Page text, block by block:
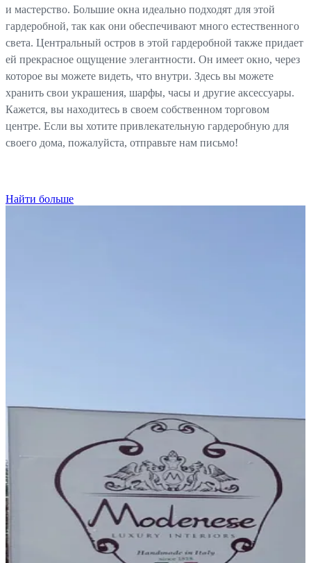
и мастерство. Большие окна идеально подходят для этой
гардеробной, так как они обеспечивают много естественного
света. Центральный остров в этой гардеробной также придает
ей прекрасное ощущение элегантности. Он имеет окно, через
которое вы можете видеть, что внутри. Здесь вы можете
хранить свои украшения, шарфы, часы и другие аксессуары.
Кажется, вы находитесь в своем собственном торговом
центре. Если вы хотите привлекательную гардеробную для
своего дома, пожалуйста, отправьте нам письмо!
Найти больше